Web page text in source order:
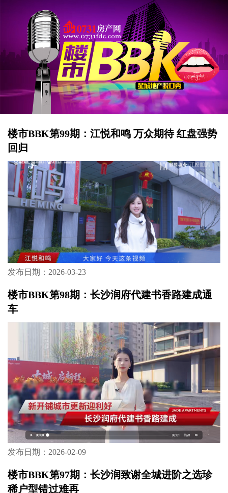
楼市BBK第99期：江悦和鸣 万众期待 红盘强势
回归
发布日期：2026-03-23
楼市BBK第98期：长沙润府代建书香路建成通
车
发布日期：2026-02-09
楼市BBK第97期：长沙润致谢全城进阶之选珍
稀户型错过难再